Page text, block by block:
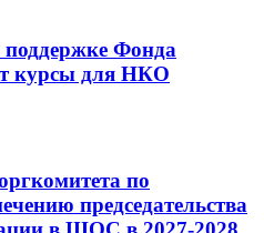
поддержке Фонда
курсы для НКО
по
председательства